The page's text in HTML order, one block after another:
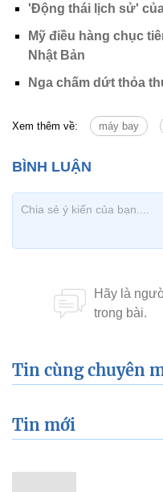
'Động thái lịch sử'
Mỹ điều hàng chục
Nhật Bản
Nga chấm dứt thỏa
Xem thêm về: máy bay
Tin cùng chuyên
Tin mới